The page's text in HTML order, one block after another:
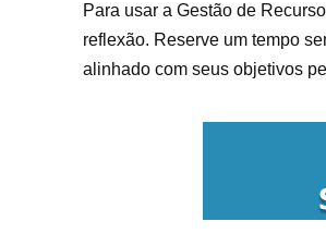
Para usar a Gestão de
reflexão. Reserve um tempo
alinhado com seus objetivos